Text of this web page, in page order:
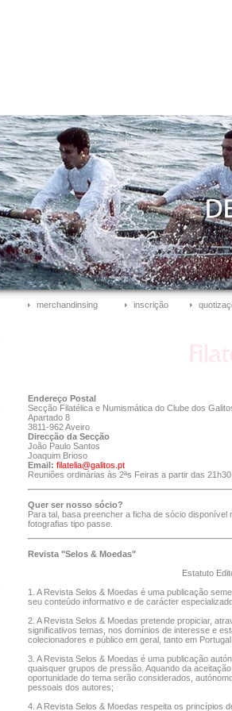
merchandinsing inscrição
Endereço Postal
Secção Filatélica e Numismática do Clube dos
Apartado 8
3811-962 Aveiro
Direcção da Secção
João Paulo Santos
Joaquim Brioso
Email: filatelia@galitos.pt
Reuniões ordinárias às 2ªs Feiras a partir das 21h30
Quer ser nosso sócio?
Para tal, basa preencher a ficha de sócio disponível
fotografias tipo passe.
Revista "Selos & Moedas"
Estatuto
1. A Revista Selos & Moedas é uma publicação
seu conteúdo informativo e de carácter
2. A Revista Selos & Moedas pretende propiciar,
significativos temas, nos domínios de interesse e
colecionadores e público em geral, tanto em
3. A Revista Selos & Moedas é uma publicação
quaisquer grupos de pressão. Aquando da
oportunidade do tema serão considerados,
pessoais dos autores;
4. A Revista Selos & Moedas respeita os princípios